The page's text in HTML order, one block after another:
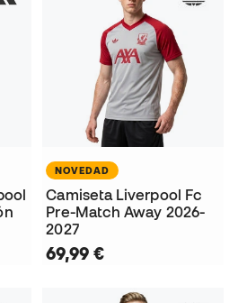
NOVEDAD
Camiseta Liverpool Fc
Pre-Match Away 2026-
2027
69,99 €